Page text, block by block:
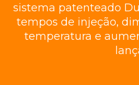
sistema patenteado
tempos de injeção,
temperatura e